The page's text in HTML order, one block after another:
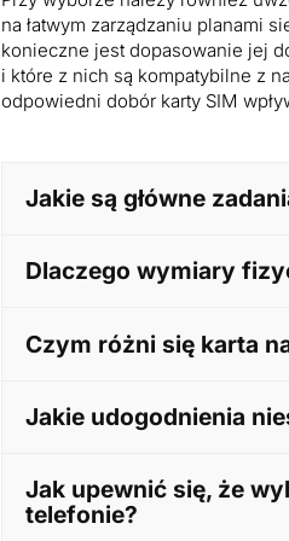
na łatwym zarządzaniu planami
konieczne jest dopasowanie jej
i które z nich są kompatybilne z
odpowiedni dobór karty SIM
Jakie są główne
Przechowuje dane niezbędne
połączeń głosowych,
Dlaczego wymiary
coraz smuklejsze i mieścić
elektroniczne, producenci
Czym różni się karta
umieścić w slocie telefonu. Z
zapisywany bezpośrednio w
Jakie udogodnienia
fizycznego zamawiania i
taryfowego lub operatora
Jak upewnić się, że
telefonie?